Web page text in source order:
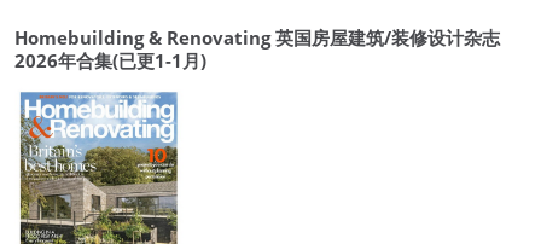
Homebuilding & Renovating 英国房屋建筑/装修设计杂志
2026年合集(已更1-1月)